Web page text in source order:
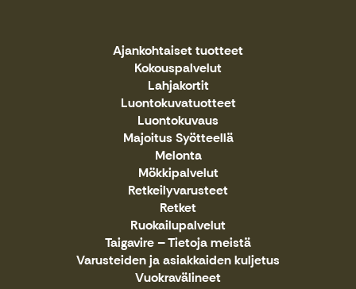
Ajankohtaiset tuotteet
Kokouspalvelut
Lahjakortit
Luontokuvatuotteet
Luontokuvaus
Majoitus Syötteellä
Melonta
Mökkipalvelut
Retkeilyvarusteet
Retket
Ruokailupalvelut
Taigavire – Tietoja meistä
Varusteiden ja asiakkaiden kuljetus
Vuokravälineet